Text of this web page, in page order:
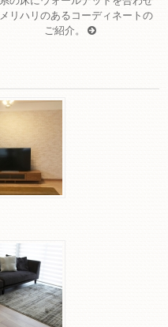
リハリのあるコーディネートの
ご紹介。